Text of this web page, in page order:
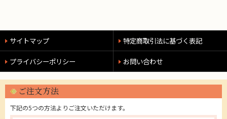
サイトマップ 特定商取引法に基づく表記
プライバシーポリシー お問い合わせ
ご注文方法
下記の5つの方法よりご注文いただけます。